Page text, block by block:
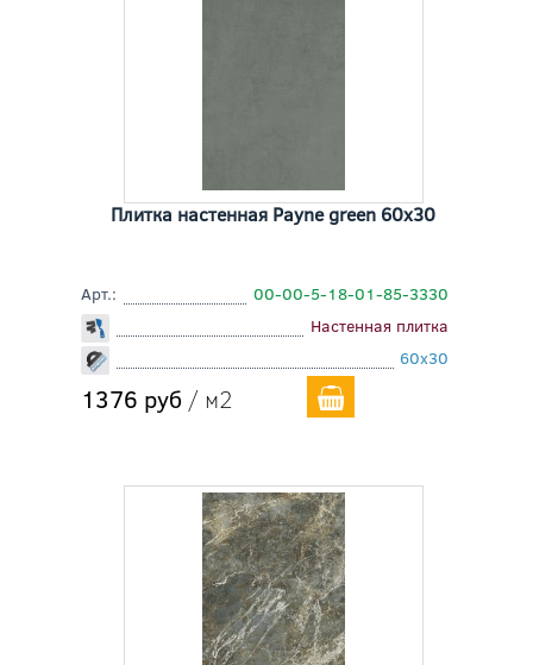
Плитка настенная Payne green 60x30
Арт.:
00-00-5-18-01-85-3330
Настенная плитка
60x30
1376 руб / м2